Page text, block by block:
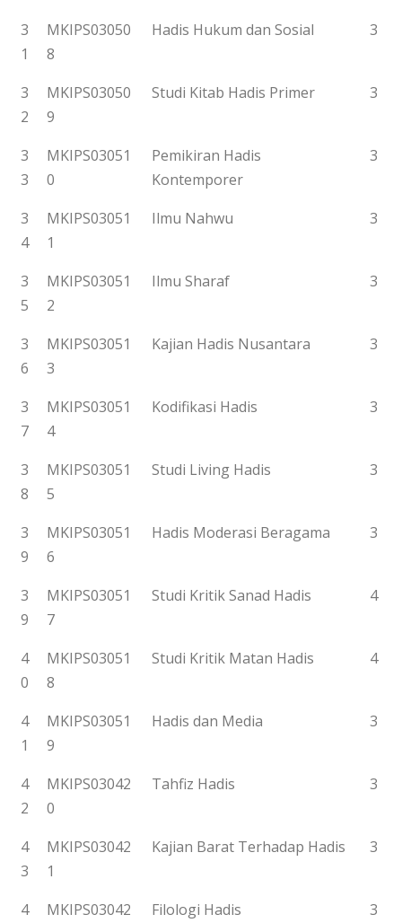
3
1
MKIPS03050
8
Hadis Hukum dan Sosial 3
3
2
MKIPS03050
9
Studi Kitab Hadis Primer 3
3
3
MKIPS03051
0
Pemikiran Hadis
Kontemporer
3
3
4
MKIPS03051
1
Ilmu Nahwu 3
3
5
MKIPS03051
2
Ilmu Sharaf 3
3
6
MKIPS03051
3
Kajian Hadis Nusantara 3
3
7
MKIPS03051
4
Kodifikasi Hadis 3
3
8
MKIPS03051
5
Studi Living Hadis 3
3
9
MKIPS03051
6
Hadis Moderasi Beragama 3
3
9
MKIPS03051
7
Studi Kritik Sanad Hadis 4
4
0
MKIPS03051
8
Studi Kritik Matan Hadis 4
4
1
MKIPS03051
9
Hadis dan Media 3
4
2
MKIPS03042
0
Tahfiz Hadis 3
4
3
MKIPS03042
1
Kajian Barat Terhadap Hadis 3
4
MKIPS03042
Filologi Hadis 3